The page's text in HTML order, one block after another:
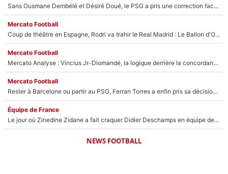
Sans Ousmane Dembélé et Désiré Doué, le PSG a pris une correction face à Majorque : Luis Enrique attend avec impatience des renforts !
Mercato Football
Coup de théâtre en Espagne, Rodri va trahir le Real Madrid : Le Ballon d'Or a choisi de signer au FC Barcelone !
Mercato Football
Mercato Analyse : Vincius Jr-Diomandé, la logique derrière la concordance des temps
Mercato Football
Rester à Barcelone ou partir au PSG, Ferran Torres a enfin pris sa décision : La course contre la montre est lancée !
Équipe de France
Le jour où Zinedine Zidane a fait craquer Didier Deschamps en équipe de France : «Je m’en suis voulu», l’ancien sélectionneur a regretté son geste !
NEWS FOOTBALL